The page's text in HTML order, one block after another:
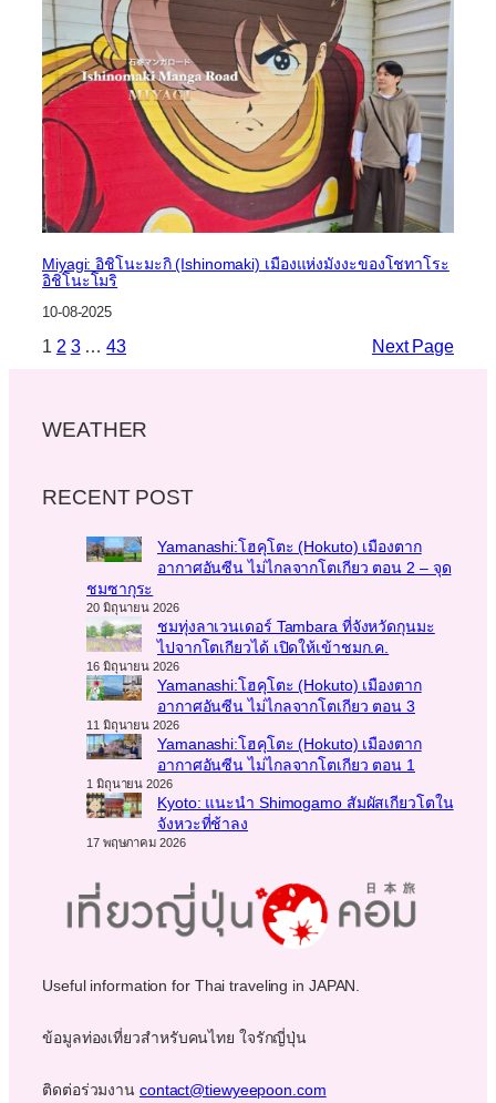
Miyagi: อิชิโนะมะกิ (Ishinomaki) เมืองแห่งมังงะของโชทาโระ
อิชิโนะโมริ
10-08-2025
1 2 3 … 43 Next Page
WEATHER
RECENT POST
Yamanashi:โฮคุโตะ (Hokuto) เมืองตาก
อากาศอันซีน ไม่ไกลจากโตเกียว ตอน 2 – จุด
ชมซากุระ
20 มิถุนายน 2026
ชมทุ่งลาเวนเดอร์ Tambara ที่จังหวัดกุนมะ
ไปจากโตเกียวได้ เปิดให้เข้าชมก.ค.
16 มิถุนายน 2026
Yamanashi:โฮคุโตะ (Hokuto) เมืองตาก
อากาศอันซีน ไม่ไกลจากโตเกียว ตอน 3
11 มิถุนายน 2026
Yamanashi:โฮคุโตะ (Hokuto) เมืองตาก
อากาศอันซีน ไม่ไกลจากโตเกียว ตอน 1
1 มิถุนายน 2026
Kyoto: แนะนำ Shimogamo สัมผัสเกียวโตใน
จังหวะที่ช้าลง
17 พฤษภาคม 2026
Useful information for Thai traveling in JAPAN.
ข้อมูลท่องเที่ยวสำหรับคนไทย ใจรักญี่ปุ่น
ติดต่อร่วมงาน contact@tiewyeepoon.com